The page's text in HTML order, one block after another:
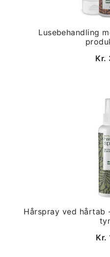
Lusebehandling
Kr.
Hårspray ved
Kr.